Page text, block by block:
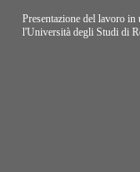
Presentazione del lavoro
l'Università degli Studi di